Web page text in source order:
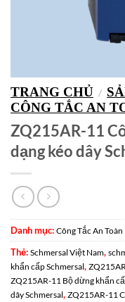
TRANG CHỦ /
CÔNG TẮC AN
ZQ215AR-11
dạng kéo dây
Danh mục: Công Tắc An Toàn
Thẻ: Schmersal Việt Nam,
khẩn cấp Schmersal,
ZQ215AR-11 Bộ dừng khẩn
dây Schmersal, ZQ215AR-11